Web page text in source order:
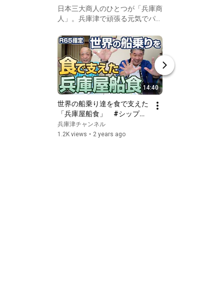
商人」兵庫
津の元気な
人・企業
日本三大商人のひとつが「兵庫商
人」。兵庫津で頑張る元気でパワ
14:40
世界の船乗り達を食で支えた
「兵庫屋船食」　#シップチ
ャンドラー #兵庫屋船食 #兵
庫津
兵庫津チャンネル
1.2K views • 2 years ago